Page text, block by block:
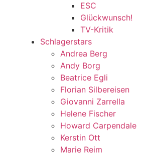
ESC
Glückwunsch!
TV-Kritik
Schlagerstars
Andrea Berg
Andy Borg
Beatrice Egli
Florian Silbereisen
Giovanni Zarrella
Helene Fischer
Howard Carpendale
Kerstin Ott
Marie Reim